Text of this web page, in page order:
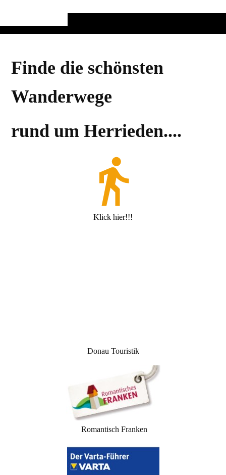
Finde die schönsten
Wanderwege
rund um Herrieden....
Klick hier!!!
Donau Touristik
Romantisch Franken